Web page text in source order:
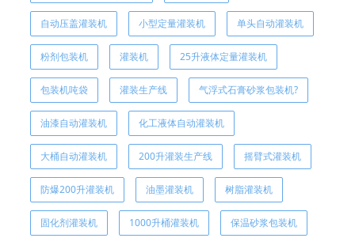
自动压盖灌装机 小型定量灌装机 单头自动灌装机
粉剂包装机 灌装机 25升液体定量灌装机
包装机吨袋 灌装生产线 气浮式石膏砂浆包装机?
油漆自动灌装机 化工液体自动灌装机
大桶自动灌装机 200升灌装生产线 摇臂式灌装机
防爆200升灌装机 油墨灌装机 树脂灌装机
固化剂灌装机 1000升桶灌装机 保温砂浆包装机